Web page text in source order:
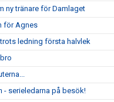
ny tränare för Damlaget
för Agnes
ledning första halvlek
- serieledarna på besök!